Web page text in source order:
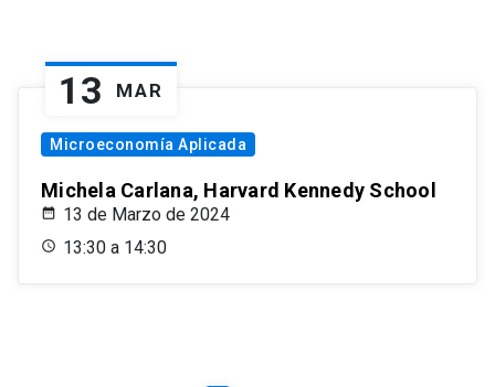
13 MAR
Microeconomía Aplicada
Michela Carlana, Harvard Kennedy School
13 de Marzo de 2024
13:30 a 14:30